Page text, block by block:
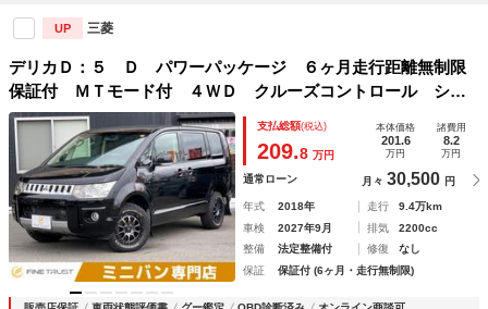
UP 三菱
デリカＤ：５ Ｄ パワーパッケージ ６ヶ月走行距離無制限
保証付 ＭＴモード付 ４ＷＤ クルーズコントロール シー
トヒーター フリップダウンモニター １１インチＢＩＧＸ
両側パワースライドドア Ｂカメラ ＨＩＤヘッド Ｂｌｕｅ
ｔｏｏｔｈ
支払総額(税込)
209.8 万円
本体価格
201.6
万円
諸費用
8.2
万円
通常ローン 月々 30,500 円
年式 2018年 走行
9.4万km
車検
2027年9月 排気
2200cc
整備
法定整備付 修復
なし
保証
保証付 (6ヶ月・走行無制限)